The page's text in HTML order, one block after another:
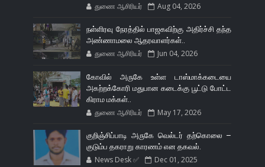
துணை ஆசிரியர் Aug 04, 2026
நள்ளிரவு நேரத்தில் பாஜகவிற்கு அதிர்ச்சி தந்த
அண்ணாமலை ஆதரவாளர்கள்..
துணை ஆசிரியர் Jun 04, 2026
கோவில் அருகே உள்ள டாஸ்மாக்கடையை
அகற்றக்கோரி மதுபான கடைக்கு பூட்டு போட்ட
கிராம மக்கள்..
துணை ஆசிரியர் May 17, 2026
குறிஞ்சிப்பாடி அருகே வெல்டர் தற்கொலை –
குடும்ப தகராறு காரணம் என தகவல்.
News Desk ✅ Dec 01, 2025